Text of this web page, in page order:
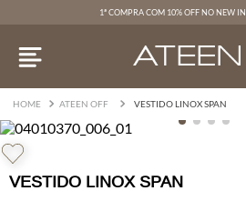
1ª COMPRA COM 10% OFF NO NEW IN
ATEEN OFF VESTIDO LINOX SPAN
VESTIDO LINOX SPAN